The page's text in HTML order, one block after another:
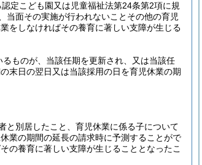
定こども園又は児童福祉法第24条第2項に規
当面その実施が行われないことその他の育児
をしなければその養育に著しい支障が生じる
ものが、当該任期を更新され、又は当該任
末日の翌日又は当該採用の日を育児休業の期
と別居したこと、育児休業に係る子について
業の期間の延長の請求時に予測することがで
の養育に著しい支障が生じることとなったこ